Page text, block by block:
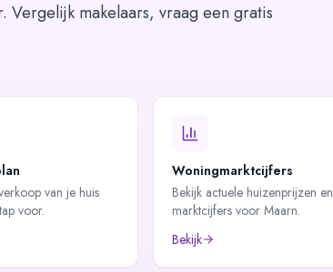
makelaars, vraag een gratis
van je huis
voor.
Woningmarktcijfers
Bekijk actuele huizenprijzen en
marktcijfers voor Maarn.
Bekijk